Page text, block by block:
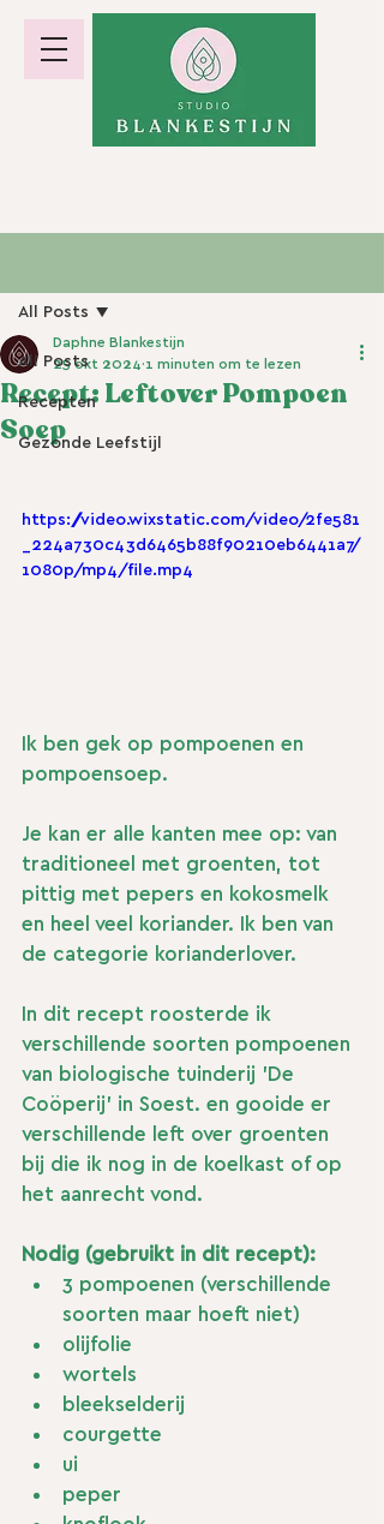
All Posts
Recepten
Gezonde Leefstijl
All Posts
Recept: Leftover Pompoen
Soep
Daphne Blankestijn
25 okt 2024 1 minuten om te lezen
https://video.wixstatic.com/video/2fe581
_224a730c43d6465b88f90210eb6441a7/
1080p/mp4/file.mp4
Ik ben gek op pompoenen en
pompoensoep.
Je kan er alle kanten mee op: van
traditioneel met groenten, tot
pittig met pepers en kokosmelk
en heel veel koriander. Ik ben van
de categorie korianderlover.
In dit recept roosterde ik
verschillende soorten pompoenen
van biologische tuinderij 'De
Coöperij' in Soest. en gooide er
verschillende left over groenten
bij die ik nog in de koelkast of op
het aanrecht vond.
Nodig (gebruikt in dit recept):
3 pompoenen (verschillende
soorten maar hoeft niet)
olijfolie
wortels
bleekselderij
courgette
ui
peper